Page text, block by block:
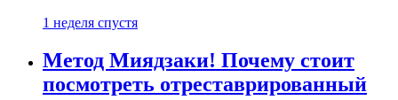
1 неделя спустя
Метод Миядзаки! Почему стоит
посмотреть отреставрированный